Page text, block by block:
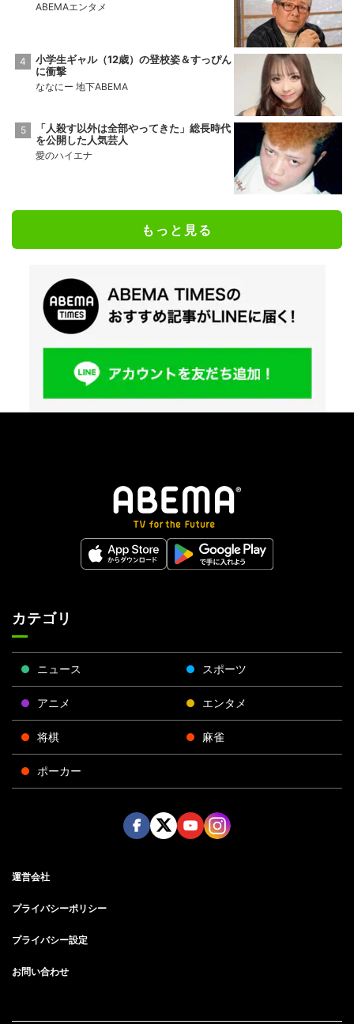
ABEMAエンタメ
小学生ギャル（12歳）の登校姿＆すっぴん
に衝撃
ななにー 地下ABEMA
「人殺す以外は全部やってきた」総長時代
を公開した人気芸人
愛のハイエナ
もっと見る
カテゴリ
ニュース スポーツ
アニメ エンタメ
将棋 麻雀
ポーカー
運営会社
プライバシーポリシー
プライバシー設定
お問い合わせ